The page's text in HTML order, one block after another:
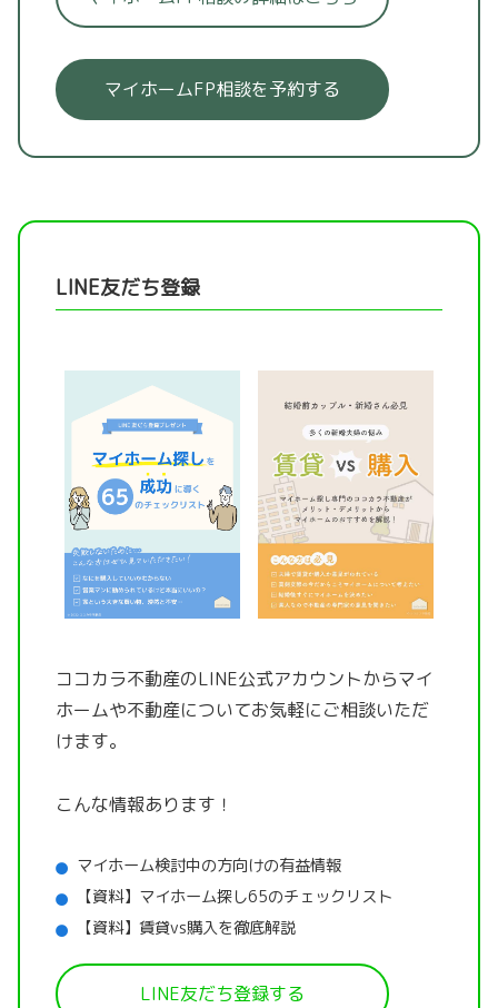
マイホームFP相談を予約する
LINE友だち登録
ココカラ不動産のLINE公式アカウントからマイ
ホームや不動産についてお気軽にご相談いただ
けます。
こんな情報あります！
マイホーム検討中の方向けの有益情報
【資料】マイホーム探し65のチェックリスト
【資料】賃貸vs購入を徹底解説
LINE友だち登録する